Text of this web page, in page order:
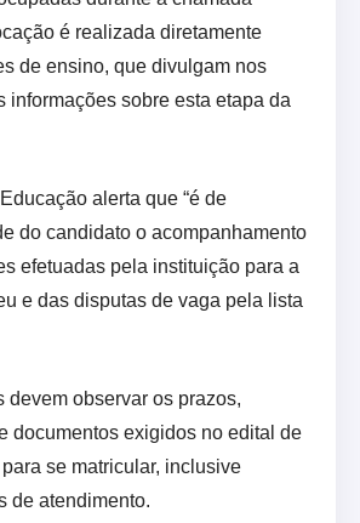
é realizada diretamente
de ensino, que divulgam nos
informações sobre esta etapa da
alerta que “é de
do candidato o acompanhamento
efetuadas pela instituição para a
e das disputas de vaga pela lista
devem observar os prazos,
documentos exigidos no edital de
se matricular, inclusive
de atendimento.